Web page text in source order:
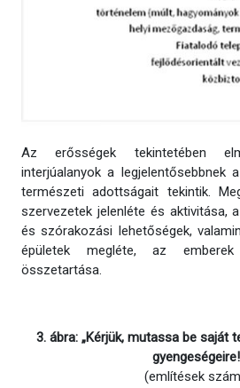
Az erősségek tekintetében
interjúalanyok a legjelentősebbnek
természeti adottságait tekintik.
szervezetek jelenléte és aktivitása,
és szórakozási lehetőségek,
épületek megléte, az
összetartása.
3. ábra: „Kérjük, mutassa be saját
(említések